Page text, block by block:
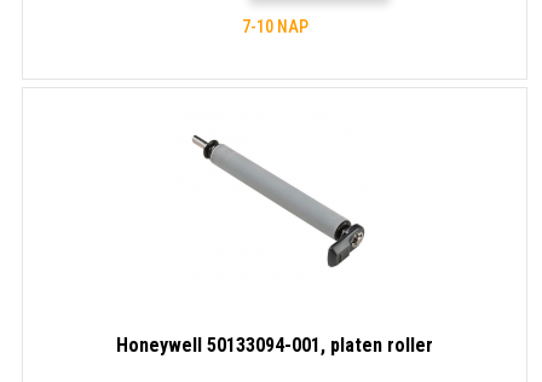
7-10 NAP
Honeywell 50133094-001, platen roller